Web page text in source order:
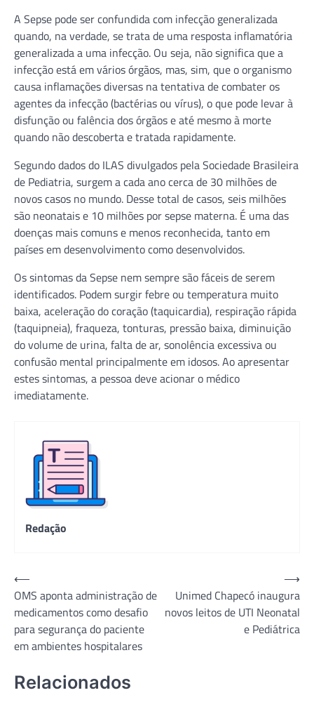
A Sepse pode ser confundida com infecção generalizada
quando, na verdade, se trata de uma resposta inflamatória
generalizada a uma infecção. Ou seja, não significa que a
infecção está em vários órgãos, mas, sim, que o organismo
causa inflamações diversas na tentativa de combater os
agentes da infecção (bactérias ou vírus), o que pode levar à
disfunção ou falência dos órgãos e até mesmo à morte
quando não descoberta e tratada rapidamente.
Segundo dados do ILAS divulgados pela Sociedade Brasileira
de Pediatria, surgem a cada ano cerca de 30 milhões de
novos casos no mundo. Desse total de casos, seis milhões
são neonatais e 10 milhões por sepse materna. É uma das
doenças mais comuns e menos reconhecida, tanto em
países em desenvolvimento como desenvolvidos.
Os sintomas da Sepse nem sempre são fáceis de serem
identificados. Podem surgir febre ou temperatura muito
baixa, aceleração do coração (taquicardia), respiração rápida
(taquipneia), fraqueza, tonturas, pressão baixa, diminuição
do volume de urina, falta de ar, sonolência excessiva ou
confusão mental principalmente em idosos. Ao apresentar
estes sintomas, a pessoa deve acionar o médico
imediatamente.
Redação
Navegação
de
Post
⟵
OMS aponta administração de
medicamentos como desafio
para segurança do paciente
em ambientes hospitalares
Unimed Chapecó inaugura
novos leitos de UTI Neonatal
e Pediátrica
⟶
Relacionados